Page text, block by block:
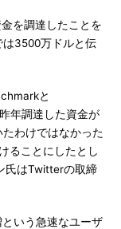
を調達したことを
は3500万ドルと伝
と
年調達した資金が
わけではなかった
ることにしたとし
氏はTwitterの取締
いう急速なユーザ